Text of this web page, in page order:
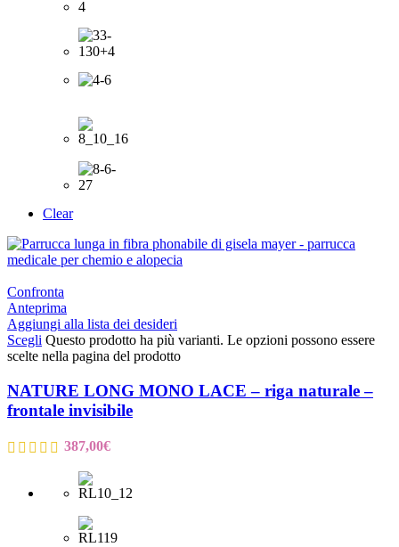
Clear
Confronta
Anteprima
Aggiungi alla lista dei desideri
Scegli Questo prodotto ha più varianti. Le opzioni possono essere
scelte nella pagina del prodotto
NATURE LONG MONO LACE – riga naturale –
frontale invisibile
387,00€